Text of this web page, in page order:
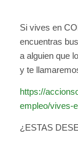
Si vives en
encuentras
a alguien que
y te
https://
empleo/vives-
¿ESTAS